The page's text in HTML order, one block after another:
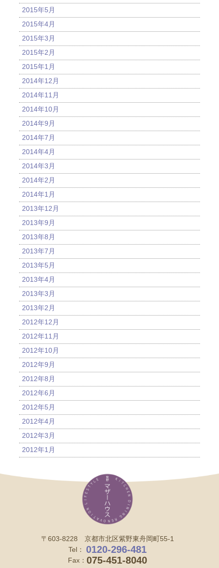
2015年5月
2015年4月
2015年3月
2015年2月
2015年1月
2014年12月
2014年11月
2014年10月
2014年9月
2014年7月
2014年4月
2014年3月
2014年2月
2014年1月
2013年12月
2013年9月
2013年8月
2013年7月
2013年5月
2013年4月
2013年3月
2013年2月
2012年12月
2012年11月
2012年10月
2012年9月
2012年8月
2012年6月
2012年5月
2012年4月
2012年3月
2012年1月
〒603-8228 京都市北区紫野東舟岡町55-1
Tel：
0120-296-481
Fax： 075-451-8040